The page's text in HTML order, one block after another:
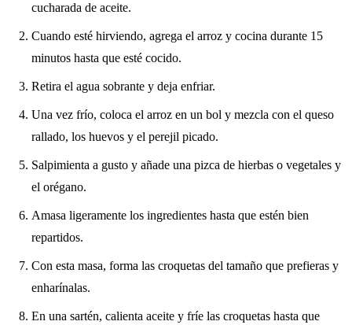
cucharada de aceite.
Cuando esté hirviendo, agrega el arroz y cocina durante 15
minutos hasta que esté cocido.
Retira el agua sobrante y deja enfriar.
Una vez frío, coloca el arroz en un bol y mezcla con el queso
rallado, los huevos y el perejil picado.
Salpimienta a gusto y añade una pizca de hierbas o vegetales y
el orégano.
Amasa ligeramente los ingredientes hasta que estén bien
repartidos.
Con esta masa, forma las croquetas del tamaño que prefieras y
enharínalas.
En una sartén, calienta aceite y fríe las croquetas hasta que